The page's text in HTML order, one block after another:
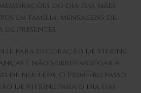
do dia das mães
em família, mensagens de
presentes.
para decoração de vitrine
é não sobrecarregar a
de núcleos. O primeiro passo
de vitrine para o dia das